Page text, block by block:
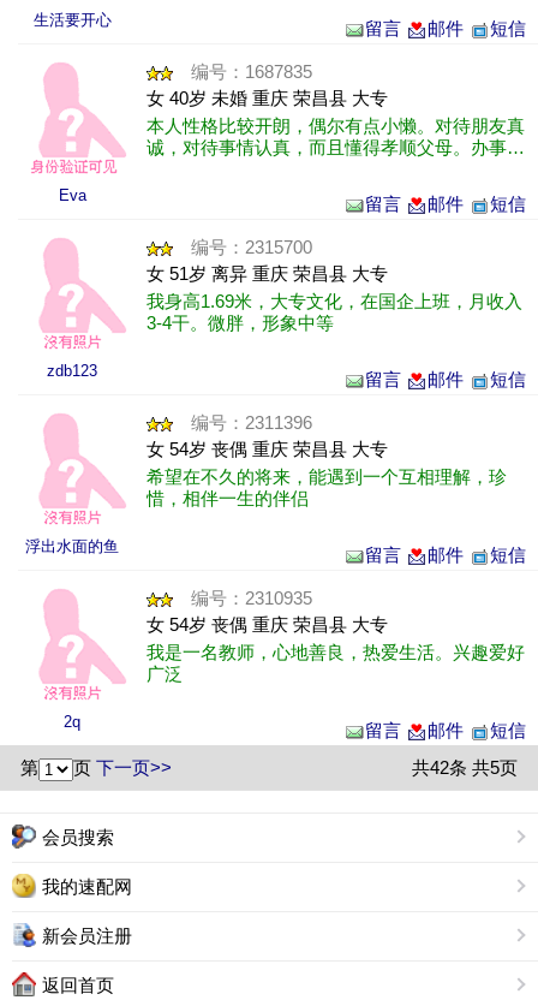
生活要开心 留言 邮件 短信
Eva
编号：1687835
女 40岁 未婚 重庆 荣昌县 大专
本人性格比较开朗，偶尔有点小懒。对待朋友真
诚，对待事情认真，而且懂得孝顺父母。办事不
留言
邮件 短信
zdb123
编号：2315700
女 51岁 离异 重庆 荣昌县 大专
我身高1.69米，大专文化，在国企上班，月收入
3-4干。微胖，形象中等
留言 邮件 短信
浮出水面的鱼
编号：2311396
女 54岁 丧偶 重庆 荣昌县 大专
希望在不久的将来，能遇到一个互相理解，珍
惜，相伴一生的伴侣
留言 邮件 短信
2q
编号：2310935
女 54岁 丧偶 重庆 荣昌县 大专
我是一名教师，心地善良，热爱生活。兴趣爱好
广泛
留言 邮件
短信
第
页 下一页>> 共42条 共5页
会员搜索
我的速配网
新会员注册
返回首页